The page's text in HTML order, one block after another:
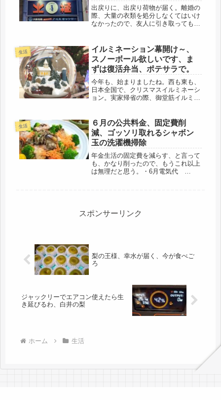
出戻りに、出戻り荷物が届く。離婚の
際、大量の衣類を処分しなくてはいけ
なかったので、友人に引き取ってもら
売っていただいて結構、という事で、
かなり衣類が減った。友人には、お嬢
さん...
生活
イルミネーション幕開け～、
スノーボール欲しいです、ま
ずは復活弁当、ポテサラで。
今年も、始まりましたね。西も東も、
日本全国で、クリスマスイルミネーシ
ョン。実家帰省の際、御堂筋イルミが
すが、キラキラ明るい夜、見に行こう
かな・・・見るだけなら、お金は...
生活
６月の公共料金、固定費削
減、ゴッソリ取れるシャボン
玉の洗濯機掃除
年金生活の固定費を減らす、と言って
も、かなり削ったので、もうこれ以上
は無理だと思う。・6月電気代
スポンサーリンク
梨の王様、幸水が届く、今が食べご
ろ
ジャックリーでエアコン使えたら生
き延びるわ、白井の梨
ホーム 生活